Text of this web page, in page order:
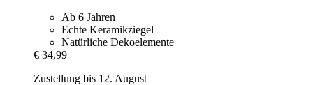
Ab 6 Jahren
Echte Keramikziegel
Natürliche Dekoelemente
€ 34,99
Zustellung bis 12. August